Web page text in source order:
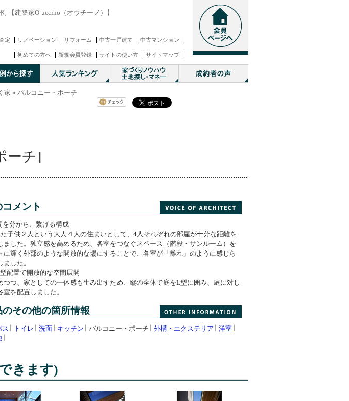
【建築家O-uccino（オウチーノ）】
定 リノベーション リフォーム 中古一戸建て 中古マンション
初めての方へ 新規会員登録 サイトの使い方 サイトマップ
家 » バルコニー・ポーチ
ーチ]
メント
を分かち、繋げる構成
子供２人という大人４人の住まいとして、4人それぞれの部屋が十分な距離を
ました。独立感を高めるため、各室をつなぐスペース（階段・サンルーム）を
に輝く外部のような開放的な場にすることで、各室が「離れ」のように感じら
した。
配置で開放的な空間展開
つつ、家としての一体感も生み出すため、縦の全体で庭をL型に囲み、庭に対し
室を配置しました。
のその他の箇所情報
ス トイレ 洗面 キッチン バルコニー・ポーチ 外構・エクステリア
洋室
きます)